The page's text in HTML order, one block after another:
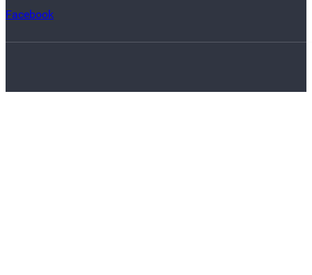
Facebook